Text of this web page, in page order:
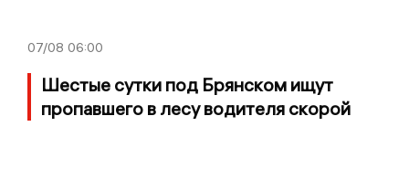
07/08 06:00
Шестые сутки под Брянском ищут
пропавшего в лесу водителя скорой